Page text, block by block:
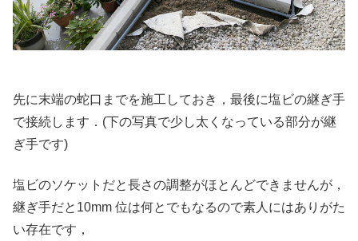
先に末端の蛇口までを施工しておき，最後に塩ビの継ぎ手
で接続します．(下の写真で少し太くなっている部分が継
ぎ手です)
塩ビのソケットだと長さの調整がほとんどできませんが，
継ぎ手だと10mm 位は何とでもなるので素人にはありがた
い存在です，